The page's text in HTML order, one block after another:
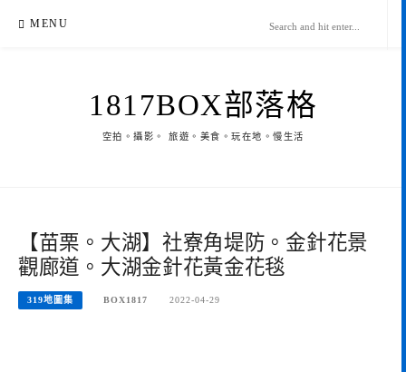
MENU
1817BOX部落格
空拍。攝影。 旅遊。美食。玩在地。慢生活
【苗栗。大湖】社寮角堤防。金針花景
觀廊道。大湖金針花黃金花毯
319地圖集 BOX1817 2022-04-29